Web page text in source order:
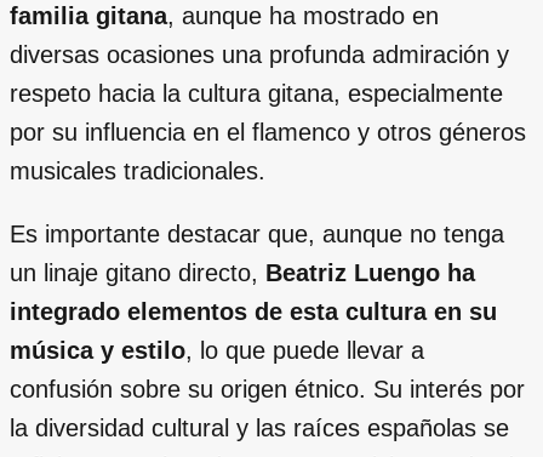
familia gitana, aunque ha mostrado en
diversas ocasiones una profunda admiración y
respeto hacia la cultura gitana, especialmente
por su influencia en el flamenco y otros géneros
musicales tradicionales.
Es importante destacar que, aunque no tenga
un linaje gitano directo, Beatriz Luengo ha
integrado elementos de esta cultura en su
música y estilo, lo que puede llevar a
confusión sobre su origen étnico. Su interés por
la diversidad cultural y las raíces españolas se